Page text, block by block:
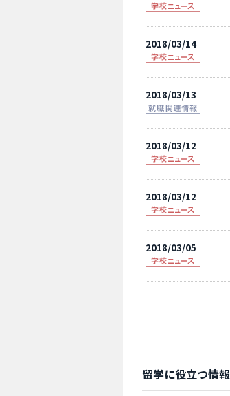
2018/03/14
2018/03/13
2018/03/12
2018/03/12
2018/03/05
留学に役立つ情報